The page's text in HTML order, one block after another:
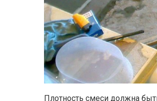
Плотность смеси должна